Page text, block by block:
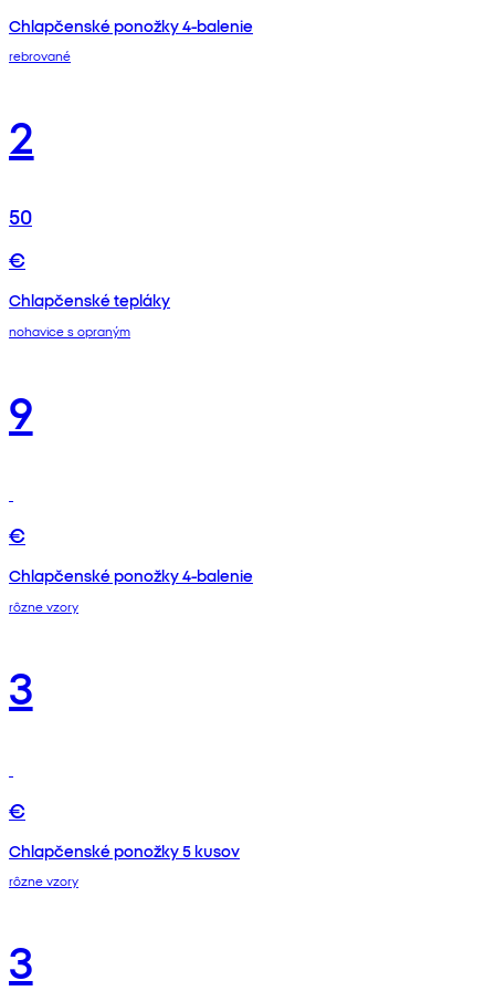
Chlapčenské ponožky 4-balenie
rebrované
2
50
€
Chlapčenské tepláky
nohavice s opraným
9
€
Chlapčenské ponožky 4-balenie
rôzne vzory
3
€
Chlapčenské ponožky 5 kusov
rôzne vzory
3